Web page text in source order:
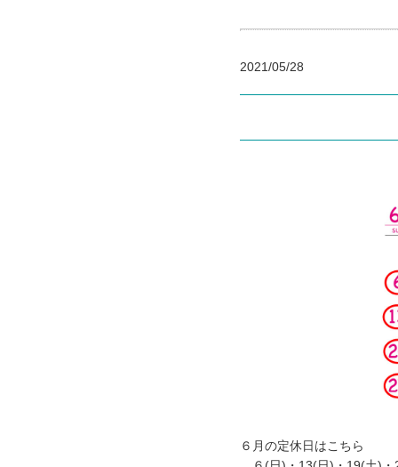
2021/05/28
６月の定休日はこちら